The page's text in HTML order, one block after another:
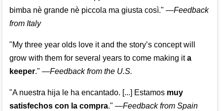
bimba nè grande nè piccola ma giusta così." —Feedback
from Italy
"My three year olds love it and the story’s concept will
grow with them for several years to come making ita
keeper." —Feedback from the U.S.
"A nuestra hija le ha encantado. [...] Estamos muy
satisfechos con la compra." —Feedback from Spain